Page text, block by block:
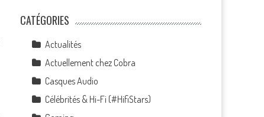
CATÉGORIES
Actualités
Actuellement chez Cobra
Casques Audio
Célébrités & Hi-Fi (#HifiStars)